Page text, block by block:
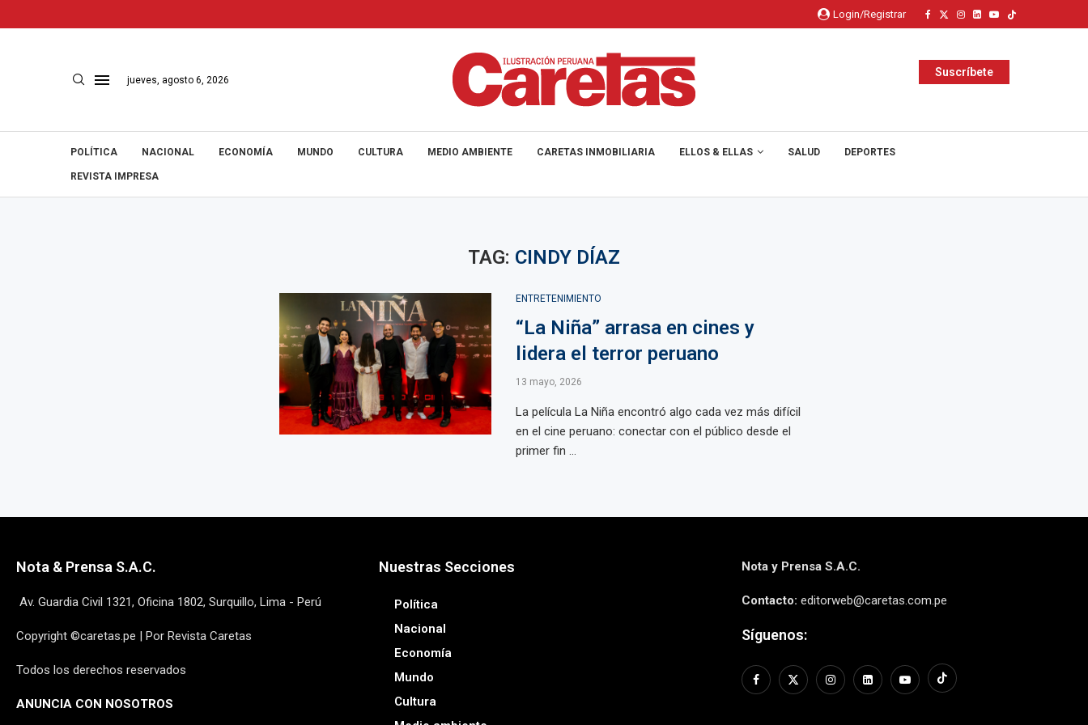
Login/Registrar
jueves, agosto 6, 2026
Suscríbete
POLÍTICA NACIONAL ECONOMÍA MUNDO CULTURA MEDIO AMBIENTE CARETAS INMOBILIARIA ELLOS & ELLAS SALUD DEPORTES
REVISTA IMPRESA
TAG: CINDY DÍAZ
ENTRETENIMIENTO
“La Niña” arrasa en cines y
lidera el terror peruano
13 mayo, 2026
La película La Niña encontró algo cada vez más difícil
en el cine peruano: conectar con el público desde el
primer fin ...
Nota & Prensa S.A.C.
Av. Guardia Civil 1321, Oficina 1802, Surquillo, Lima - Perú
Copyright ©caretas.pe | Por Revista Caretas
Todos los derechos reservados
ANUNCIA CON NOSOTROS
Nuestras Secciones
Política
Nacional
Economía
Mundo
Cultura
Nota y Prensa S.A.C.
Contacto: editorweb@caretas.com.pe
Síguenos: